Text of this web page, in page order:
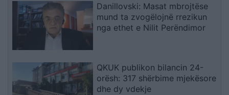
Danillovski: Masat mbrojtëse
mund ta zvogëlojnë rrezikun
nga ethet e Nilit Perëndimor
QKUK publikon bilancin 24-
orësh: 317 shërbime mjekësore
dhe dy vdekje